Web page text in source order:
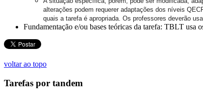
alterações podem requerer adaptações dos níveis
quais a tarefa é apropriada. Os professores deverão
Fundamentação e/ou bases teóricas da tarefa: TBLT usa
voltar ao topo
Tarefas por tandem